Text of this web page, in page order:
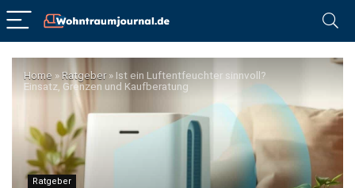
Home » Ratgeber»Ist ein Luftentfeuchter sinnvoll?
Einsatz, Grenzen und Kaufberatung
Ratgeber